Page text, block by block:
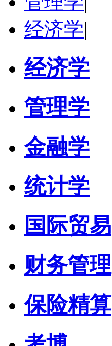
经济学|
经济学
管理学
金融学
统计学
国际贸易
财务管理
保险精算